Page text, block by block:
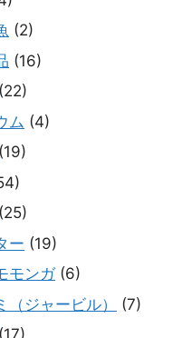
(2)
(16)
(22)
ム (4)
(19)
(25)
ー (19)
モンガ(6)
（ジャービル）
(7)